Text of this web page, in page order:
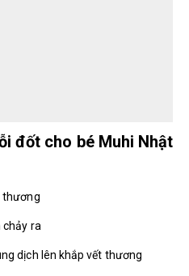
đốt cho bé Muhi Nhật
thương
chảy ra
dịch lên khắp vết thương